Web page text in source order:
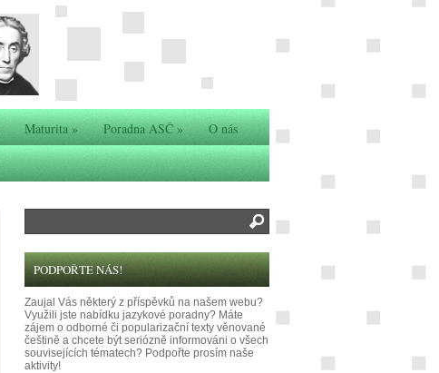
Maturita» Poradna ASČ» O nás
PODPOŘTE NÁS!
Zaujal Vás některý z příspěvků na našem webu?
Využili jste nabídku jazykové poradny? Máte
zájem o odborné či popularizační texty věnované
češtině a chcete být seriózně informováni o všech
souvisejících tématech? Podpořte prosím naše
aktivity!